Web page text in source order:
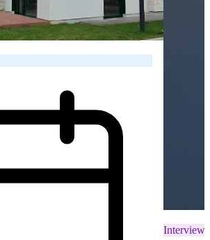
Interviews